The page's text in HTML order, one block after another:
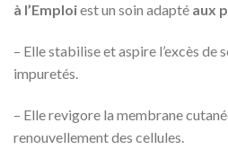
à l’Emploiest un soin adapté aux
– Elle stabilise et aspire l’excès de
impuretés.
– Elle revigore la membrane
renouvellement des cellules.